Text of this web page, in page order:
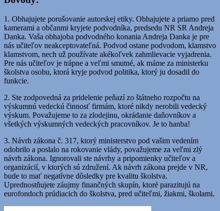
1. Obhajujete porušovanie autorskej etiky. Obhajujete a priamo pred
kamerami a občanmi kryjete podvodníka, predsedu NR SR Andreja
Danka. Vaša obhajoba podvodného konania Andreja Danka je pre
nás učiteľov neakceptovateľná. Podvod ostane podvodom, klamstvo
klamstvom, nech už používate akékoľvek zahmlievacie vyjadrenia.
Pre nás učiteľov je trápne a veľmi smutné, ak máme za ministerku
školstva osobu, ktorá kryje podvod politika, ktorý ju dosadil do
funkcie.
2. Ste zodpovedná za pridelenie peňazí zo štátneho rozpočtu na
výskumnú vedeckú činnosť firmám, ktoré nikdy nerobili vedecký
výskum. Považujeme to za zlodejinu, okrádanie daňovníkov a
všetkých výskumných vedeckých pracovníkov. Je to hanba!
3. Návrh zákona č. 317, ktorý ministerstvo pod vašim vedením
odobrilo a poslalo na rokovanie vlády, považujeme za veľmi zlý
návrh zákona. Ignorovali ste návrhy a pripomienky učiteľov a
organizácií, v ktorých sú združení. Ak návrh zákona prejde v NR,
bude to mať negatívne dôsledky pre kvalitu školstva.
Uprednostňujete záujmy finančných skupín, ktoré parazitujú na
eurofondoch prúdiacich do školstva, pred učiteľmi, žiakmi, školami.